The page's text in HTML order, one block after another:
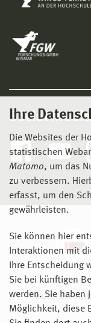
Ihre
Die Websites der
statistischen
Matomo, um das
zu verbessern.
erfasst, um den
gewährleisten.
Sie können hier
Interaktionen mit
Ihre Entscheidung
Sie bei künftigen
werden. Sie haben
Möglichkeit, diese
Social Media